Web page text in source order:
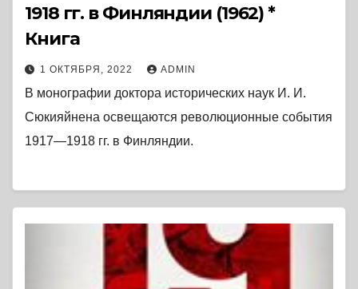
1918 гг. в Финляндии (1962) *
Книга
1 ОКТЯБРЯ, 2022 ADMIN
В монографии доктора исторических наук И. И.
Сюкияйнена освещаются революционные события
1917—1918 гг. в Финляндии.